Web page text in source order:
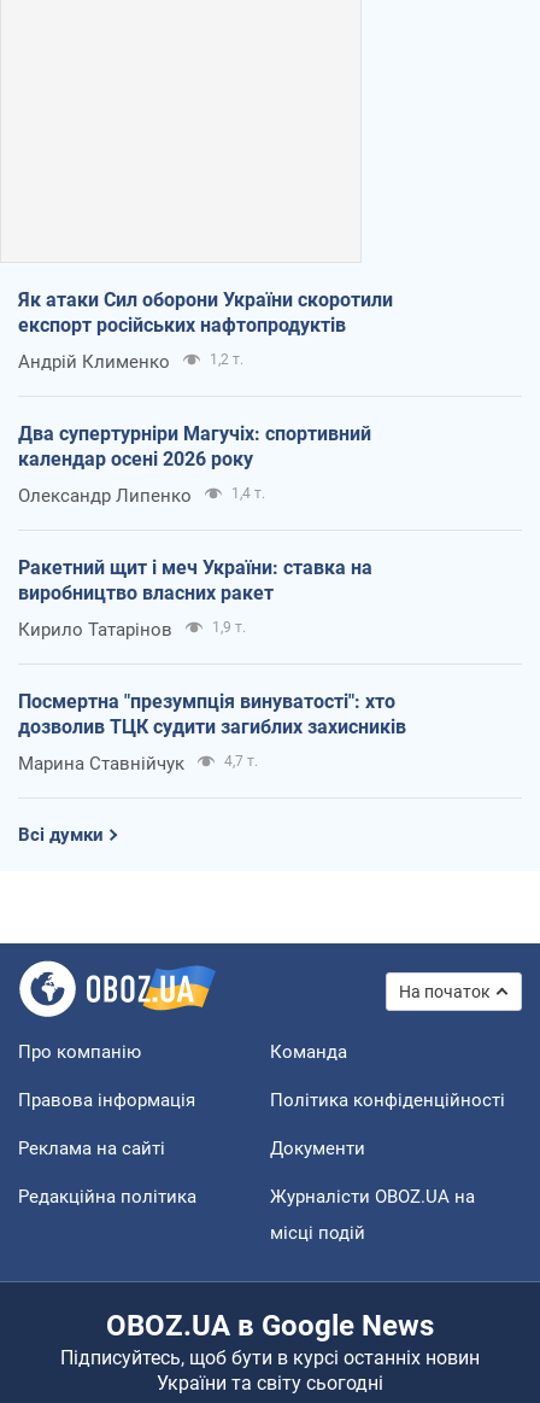
Як атаки Сил оборони України скоротили
експорт російських нафтопродуктів
Андрій Клименко 1,2 т.
Два супертурніри Магучіх: спортивний
календар осені 2026 року
Олександр Липенко 1,4 т.
Ракетний щит і меч України: ставка на
виробництво власних ракет
Кирило Татарінов 1,9 т.
Посмертна "презумпція винуватості": хто
дозволив ТЦК судити загиблих захисників
Марина Ставнійчук 4,7 т.
Всі думки
На початок
Про компанію Команда
Правова інформація Політика конфіденційності
Реклама на сайті Документи
Редакційна політика
Журналісти OBOZ.UA на
місці подій
OBOZ.UA в Google News
Підписуйтесь, щоб бути в курсі останніх новин
України та світу сьогодні